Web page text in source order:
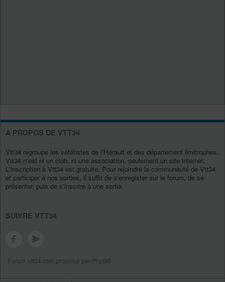
A PROPOS DE VTT34
Vtt34 regroupe les vététistes de l’Hérault et des département limitrophes.
Vtt34 n'est ni un club, ni une association, seulement un site internet.
L'inscription à Vtt34 est gratuite. Pour rejoindre la communauté de Vtt34
et participer à nos sorties, il suffit de s'enregister sur le forum, de se
présenter, puis de s'inscrire à une sortie.
SUIVRE VTT34
Forum Vtt34.com propulsé par PhpBB